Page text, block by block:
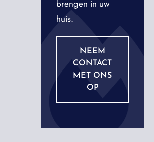
brengen in uw
huis.
NEEM
CONTACT
MET ONS
OP